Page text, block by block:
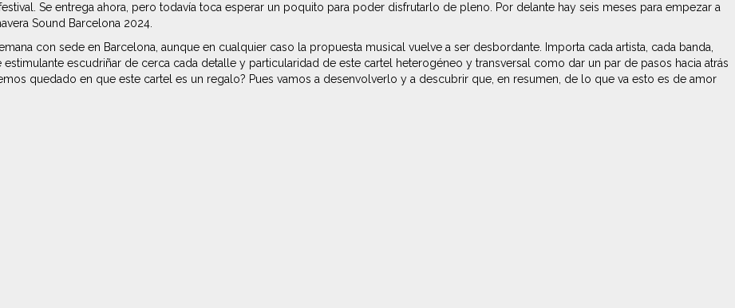
Se entrega ahora, pero todavía toca esperar un poquito para poder disfrutarlo de pleno. Por delante hay seis meses para empezar a
Sound Barcelona 2024.
con sede en Barcelona, aunque en cualquier caso la propuesta musical vuelve a ser desbordante. Importa cada artista, cada banda,
escudriñar de cerca cada detalle y particularidad de este cartel heterogéneo y transversal como dar un par de pasos hacia atrás
quedado en que este cartel es un regalo? Pues vamos a desenvolverlo y a descubrir que, en resumen, de lo que va esto es de amor